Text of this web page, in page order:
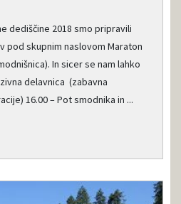
dediščine 2018 smo pripravili
pod skupnim naslovom Maraton
In sicer se nam lahko
delavnica (zabavna
16.00 – Pot smodnika in ...